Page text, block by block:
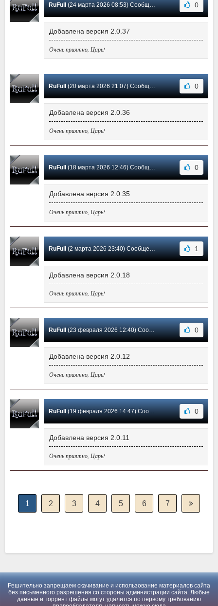
RuFull(24 марта 2026 08:53) Сообщение #116 0
Добавлена версия 2.0.37
Очень приятно, Царь!
RuFull(20 марта 2026 21:07) Сообщение #115 0
Добавлена версия 2.0.36
Очень приятно, Царь!
RuFull(18 марта 2026 12:46) Сообщение #114 0
Добавлена версия 2.0.35
Очень приятно, Царь!
RuFull(2 марта 2026 23:40) Сообщение #113 1
Добавлена версия 2.0.18
Очень приятно, Царь!
RuFull(23 февраля 2026 12:40) Сообщение #112 0
Добавлена версия 2.0.12
Очень приятно, Царь!
RuFull(19 февраля 2026 14:47) Сообщение #111 0
Добавлена версия 2.0.11
Очень приятно, Царь!
1 2 3 4 5 6 7
Решительно запрещаем скачивание и использование материалов сайта
без письменного разрешения со стороны администрации сайта. Любые
данные и торрент файлы могут удалится по первому требованию